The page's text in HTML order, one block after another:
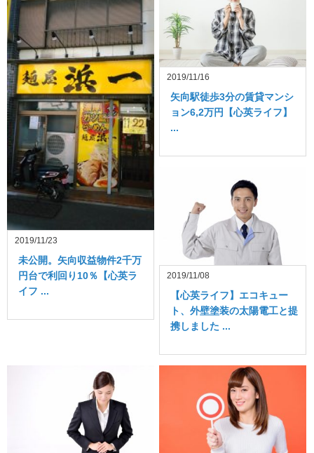
2019/11/23
未公開。矢向収益物件2千万
円台で利回り10％【心英ラ
イフ ...
2019/11/16
矢向駅徒歩3分の賃貸マンシ
ョン6,2万円【心英ライフ】
...
2019/11/08
【心英ライフ】エコキュー
ト、外壁塗装の太陽電工と提
携しました ...